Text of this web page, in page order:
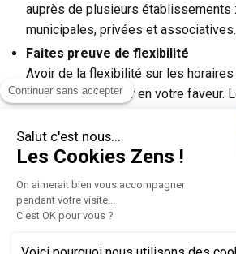
Continuer sans accepter
Salut c'est nous...
Les Cookies Zens !
On aimerait bien vous accompagner
pendant votre visite...
C'est OK pour vous ?
auprès de plusieurs établissements
municipales, privées et associatives.
Faites preuve de flexibilité
Avoir de la flexibilité sur les
d’accueil peut jouer en votre faveur.
apprécient souvent les parents
leurs disponibilités.
Informez-vous sur les critères
Chaque crèche a ses propres
des places. Certaines peuvent
résidant ou travaillant dans